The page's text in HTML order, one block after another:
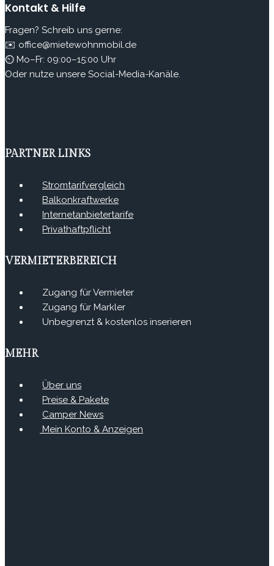
Kontakt & Hilfe
Fragen? Schreib uns gerne:
✉️ office@mietewohnmobil.de
⏲ Mo–Fr: 09:00–15:00 Uhr
Oder nutze unsere Social-Media-Kanäle.
PARTNER LINKS
Stromtarifvergleich
Balkonkraftwerke
Internetanbietertarife
Privathaftpflicht
VERMIETERBEREICH
Zugang für Vermieter
Zugang für Markler
Unbegrenzt & kostenlos inserieren
MEHR
Über uns
Preise & Pakete
Camper News
Mein Konto & Anzeigen